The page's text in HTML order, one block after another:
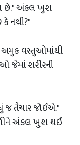
છે." અંકલ ખુશ
નથી?"
અમુક વસ્તુઓમાંથી
જેમાં શરીરની
જ તૈયાર જોઈએ."
અંકલ ખુશ થઈ